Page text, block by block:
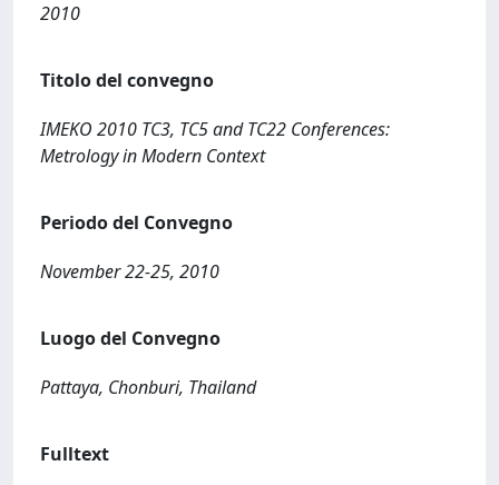
2010
Titolo del convegno
IMEKO 2010 TC3, TC5 and TC22 Conferences:
Metrology in Modern Context
Periodo del Convegno
November 22-25, 2010
Luogo del Convegno
Pattaya, Chonburi, Thailand
Fulltext